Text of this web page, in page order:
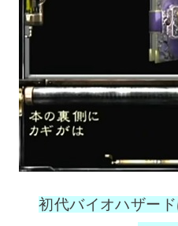
初代バイオハザー